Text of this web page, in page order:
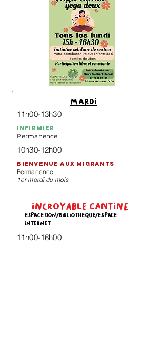
mardi
11h00-13h30
Infirmi er
Permanence
10h30-12h00
bienvenue aux migrants
Permanence
1er mardi du mois
incroyable cantine
espace don/bibliotheque/espace
internet
11h00-16h00